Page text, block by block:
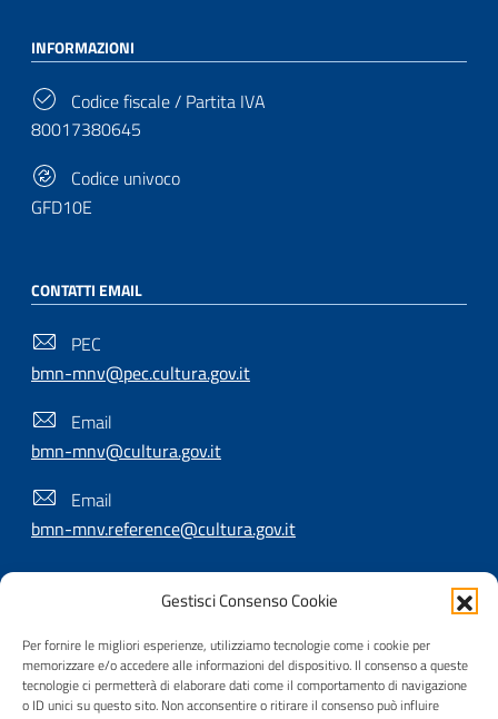
Gestisci Consenso Cookie
Per fornire le migliori esperienze, utilizziamo tecnologie come i cookie per
memorizzare e/o accedere alle informazioni del dispositivo. Il consenso a queste
tecnologie ci permetterà di elaborare dati come il comportamento di navigazione
o ID unici su questo sito. Non acconsentire o ritirare il consenso può influire
INFORMAZIONI
Codice fiscale / Partita IVA
80017380645
Codice univoco
GFD10E
CONTATTI EMAIL
PEC
bmn-mnv@pec.cultura.gov.it
Email
bmn-mnv@cultura.gov.it
Email
bmn-mnv.reference@cultura.gov.it